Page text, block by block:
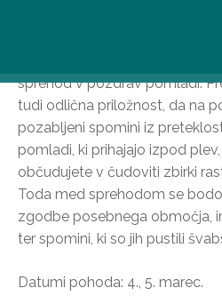
sprehod v pozdrav pomladi.
tudi odlična priložnost, da na
pozabljeni spomini iz
pomladi, ki prihajajo izpod
občudujete v čudoviti zbirki
Toda med sprehodom se
zgodbe posebnega območja,
ter spomini, ki so jih pustili
Datumi pohoda: 4., 5. marec.